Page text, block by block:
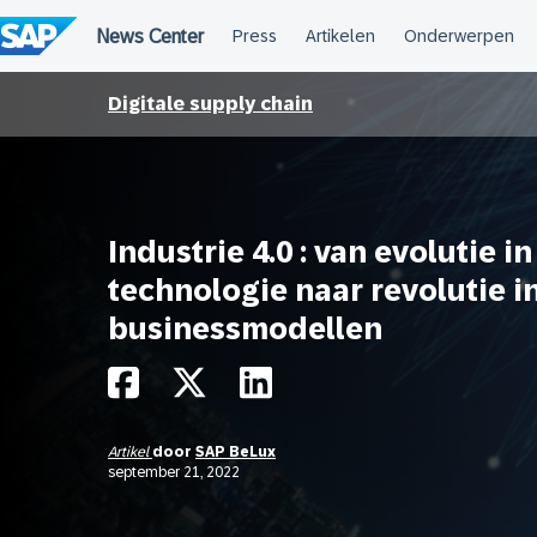
naar
de
inhoud
Digitale supply chain
Industrie 4.0 : van evolutie in
technologie naar revolutie
businessmodellen
Artikel door SAP BeLux
september 21, 2022